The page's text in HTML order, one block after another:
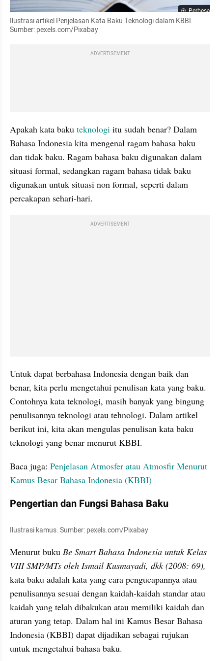
Perbesar
Ilustrasi artikel Penjelasan Kata Baku Teknologi dalam KBBI.
Sumber: pexels.com/Pixabay
ADVERTISEMENT
Apakah kata baku teknologi itu sudah benar? Dalam
Bahasa Indonesia kita mengenal ragam bahasa baku
dan tidak baku. Ragam bahasa baku digunakan dalam
situasi formal, sedangkan ragam bahasa tidak baku
digunakan untuk situasi non formal, seperti dalam
percakapan sehari-hari.
ADVERTISEMENT
Untuk dapat berbahasa Indonesia dengan baik dan
benar, kita perlu mengetahui penulisan kata yang baku.
Contohnya kata teknologi, masih banyak yang bingung
penulisannya teknologi atau tehnologi. Dalam artikel
berikut ini, kita akan mengulas penulisan kata baku
teknologi yang benar menurut KBBI.
Baca juga: Penjelasan Atmosfer atau Atmosfir Menurut
Kamus Besar Bahasa Indonesia (KBBI)
Pengertian dan Fungsi Bahasa Baku
Ilustrasi kamus. Sumber: pexels.com/Pixabay
Menurut buku Be Smart Bahasa Indonesia untuk Kelas
VIII SMP/MTs oleh Ismail Kusmayadi, dkk (2008: 69),
kata baku adalah kata yang cara pengucapannya atau
penulisannya sesuai dengan kaidah-kaidah standar atau
kaidah yang telah dibakukan atau memiliki kaidah dan
aturan yang tetap. Dalam hal ini Kamus Besar Bahasa
Indonesia (KBBI) dapat dijadikan sebagai rujukan
untuk mengetahui bahasa baku.